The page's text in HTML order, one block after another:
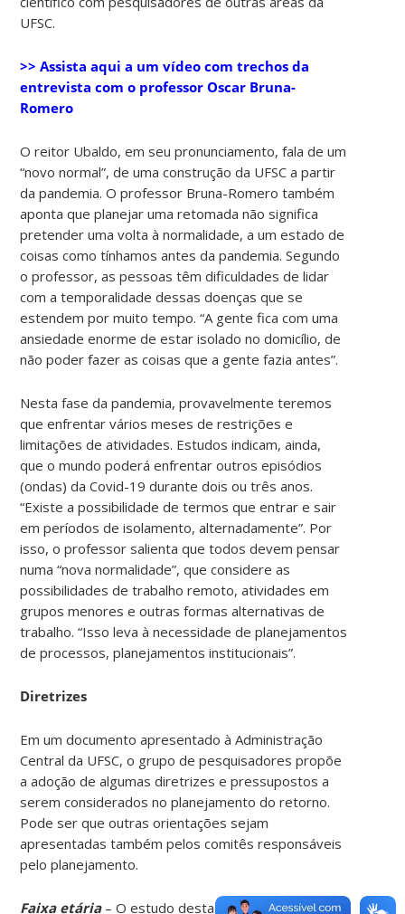
UFSC.
>> Assista aqui a um vídeo com trechos da
entrevista com o professor Oscar Bruna-
Romero
O reitor Ubaldo, em seu pronunciamento, fala de um
“novo normal”, de uma construção da UFSC a partir
da pandemia. O professor Bruna-Romero também
aponta que planejar uma retomada não significa
pretender uma volta à normalidade, a um estado de
coisas como tínhamos antes da pandemia. Segundo
o professor, as pessoas têm dificuldades de lidar
com a temporalidade dessas doenças que se
estendem por muito tempo. “A gente fica com uma
ansiedade enorme de estar isolado no domicílio, de
não poder fazer as coisas que a gente fazia antes”.
Nesta fase da pandemia, provavelmente teremos
que enfrentar vários meses de restrições e
limitações de atividades. Estudos indicam, ainda,
que o mundo poderá enfrentar outros episódios
(ondas) da Covid-19 durante dois ou três anos.
“Existe a possibilidade de termos que entrar e sair
em períodos de isolamento, alternadamente”. Por
isso, o professor salienta que todos devem pensar
numa “nova normalidade”, que considere as
possibilidades de trabalho remoto, atividades em
grupos menores e outras formas alternativas de
trabalho. “Isso leva à necessidade de planejamentos
de processos, planejamentos institucionais”.
Diretrizes
Em um documento apresentado à Administração
Central da UFSC, o grupo de pesquisadores propõe
a adoção de algumas diretrizes e pressupostos a
serem considerados no planejamento do retorno.
Pode ser que outras orientações sejam
apresentadas também pelos comitês responsáveis
pelo planejamento.
Faixa etária – O estudo destaca que grande parte